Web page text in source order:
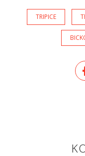
TRIPICE